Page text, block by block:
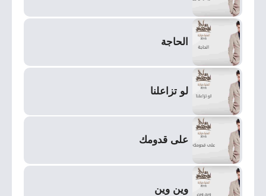
الحاجة
لو تزاعلنا
على قدومك
وين وين